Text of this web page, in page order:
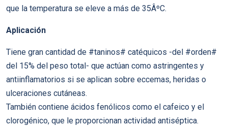
que la temperatura se eleve a más de 35ÂºC.
Aplicación
Tiene gran cantidad de #taninos# catéquicos -del #orden#
del 15% del peso total- que actúan como astringentes y
antiinflamatorios si se aplican sobre eccemas, heridas o
ulceraciones cutáneas.
También contiene ácidos fenólicos como el cafeico y el
clorogénico, que le proporcionan actividad antiséptica.